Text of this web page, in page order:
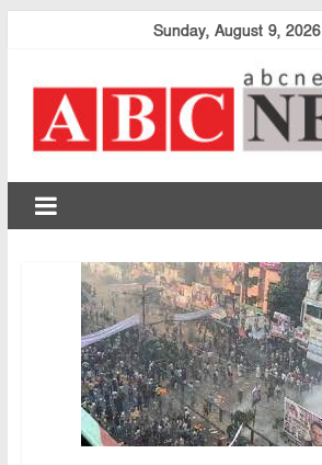
Sunday, August 9, 2026
abcnewsbd